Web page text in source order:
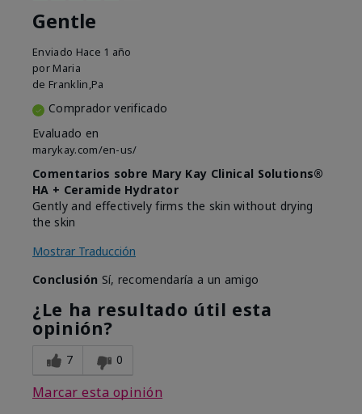
Gentle
Enviado Hace 1 año
por Maria
de Franklin,Pa
Comprador verificado
Evaluado en
marykay.com/en-us/
Comentarios sobre Mary Kay Clinical Solutions®
HA + Ceramide Hydrator
Gently and effectively firms the skin without drying
the skin
Mostrar Traducción
Conclusión Sí, recomendaría a un amigo
¿Le ha resultado útil esta
opinión?
7 0
Marcar esta opinión